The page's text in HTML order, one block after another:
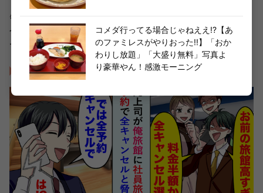
※価格などの情報は記事公開当時のもので、変更となる場
合があります。また店舗により在庫の状況も異なりますの
でご了承ください。
出典：丸亀製麺公式X【ちょっぴり大人なアレンジ】
コメダ行ってる場合じゃねええ!?【あ
のファミレスがやりおった!!】「おか
わりし放題」「大盛り無料」写真よ
り豪華やん！感激モーニング